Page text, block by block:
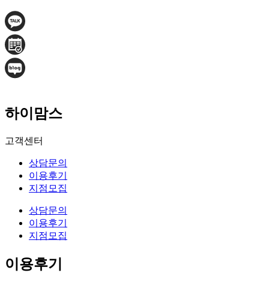
하이맘스
고객센터
상담문의
이용후기
지점모집
상담문의
이용후기
지점모집
이용후기